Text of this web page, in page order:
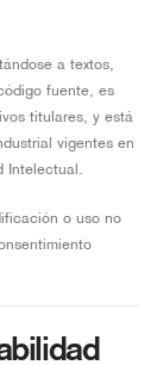
a textos,
fuente, es
titulares, y está
vigentes en
Intelectual.
o uso no